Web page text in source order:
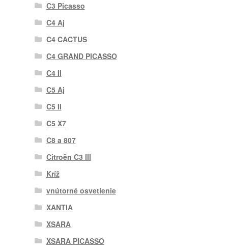
C3 Picasso
C4 Aj
C4 CACTUS
C4 GRAND PICASSO
C4 II
C5 Aj
C5 II
C5 X7
C8 a 807
Citroën C3 III
Kríž
vnútorné osvetlenie
XANTIA
XSARA
XSARA PICASSO